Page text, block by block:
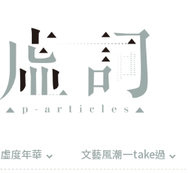
虛度年華 文藝風潮一take過